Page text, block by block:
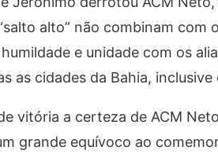
alto” não combinam com
e unidade com os
as cidades da Bahia, inclusive
vitória a certeza de ACM
grande equívoco ao